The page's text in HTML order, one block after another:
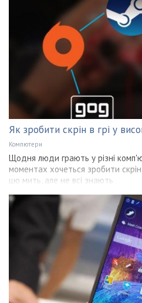
Як зробити скрін в грі у
Компютери
Щодня люди грають у різні
моментах хочеться зробити
цю мить, але не всі знають